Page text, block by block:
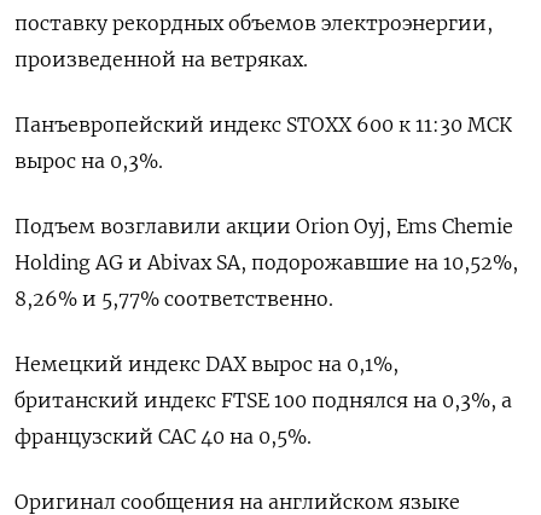
‌поставку рекордных объемов ‍электроэнергии,
произведенной на ветряках.
Панъевропейский индекс ‌STOXX 600 к ​11:30 МСК
вырос на 0,3%.
Подъем возглавили акции ⁠Orion Oyj, ‍Ems Chemie
Holding AG и Abivax ‌SA, подорожавшие на 10,52%,
8,26% и 5,77% соответственно.
Немецкий индекс DAX вырос на 0,1%,
‍британский индекс ‍FTSE 100 поднялся на 0,3%, а
французский ‍CAC 40 на 0,5%.
Оригинал сообщения на английском ⁠языке